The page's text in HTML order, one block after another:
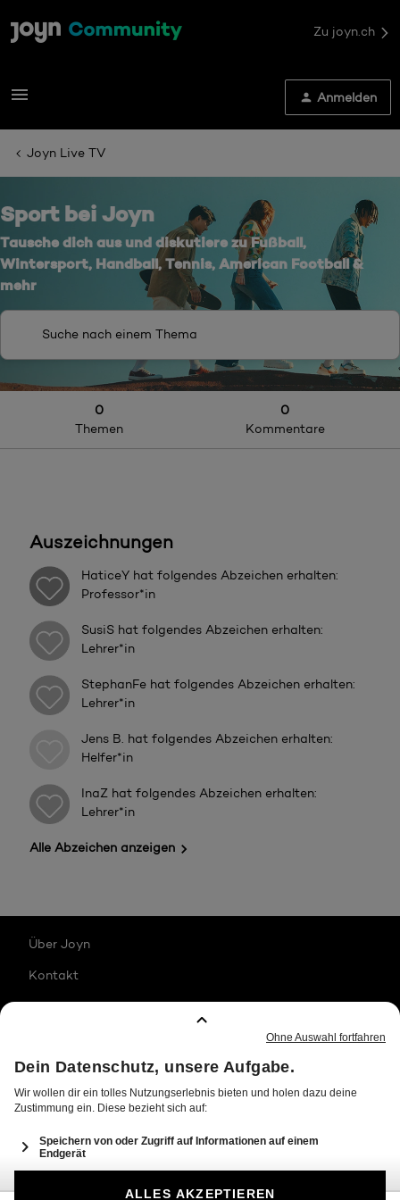
Zu joyn.ch
Anmelden
Joyn Live TV
Sport bei Joyn
Tausche dich aus und diskutiere zu Fußball,
Wintersport, Handball, Tennis, American Football &
mehr
0
Themen
0
Kommentare
Auszeichnungen
HaticeY hat folgendes Abzeichen erhalten:
Professor*in
SusiS hat folgendes Abzeichen erhalten:
Lehrer*in
StephanFe hat folgendes Abzeichen erhalten:
Lehrer*in
Jens B. hat folgendes Abzeichen erhalten:
Helfer*in
InaZ hat folgendes Abzeichen erhalten:
Lehrer*in
Alle Abzeichen anzeigen
Über Joyn
Kontakt
Karriere
Jugendschutz
Datenschutz
Allgemeine Nutzungsbedingungen